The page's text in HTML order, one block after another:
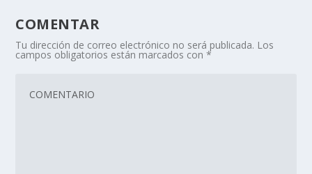
COMENTAR
Tu dirección de correo electrónico no será publicada. Los
campos obligatorios están marcados con*